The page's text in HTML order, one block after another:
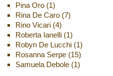
Pina Oro(1)
Rina De Caro(7)
Rino Vicari(4)
Roberta Ianelli(1)
Robyn De Lucchi(1)
Rosanna Serpe(15)
Samuela Debole(1)